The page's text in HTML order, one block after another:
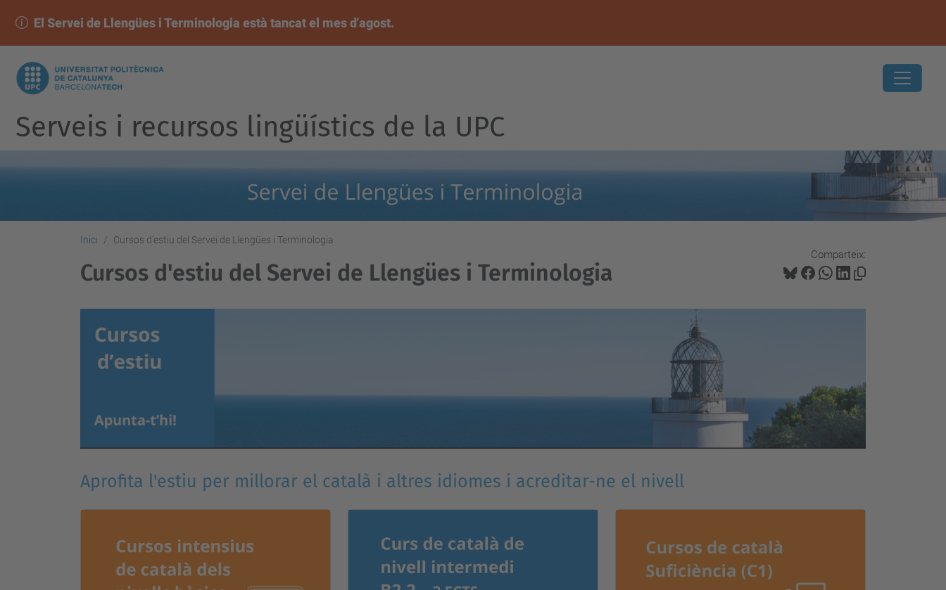
El Servei de Llengües i Terminologia està tancat el mes d'agost.
Serveis i recursos lingüístics de la UPC
Inici Cursos d'estiu del Servei de Llengües i Terminologia
Comparteix:
Cursos d'estiu del Servei de Llengües i Terminologia
Aprofita l'estiu per millorar el català i altres idiomes i acreditar-ne el nivell